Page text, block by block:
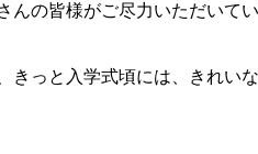
の皆様がご尽力いただいて
っと入学式頃には、きれい